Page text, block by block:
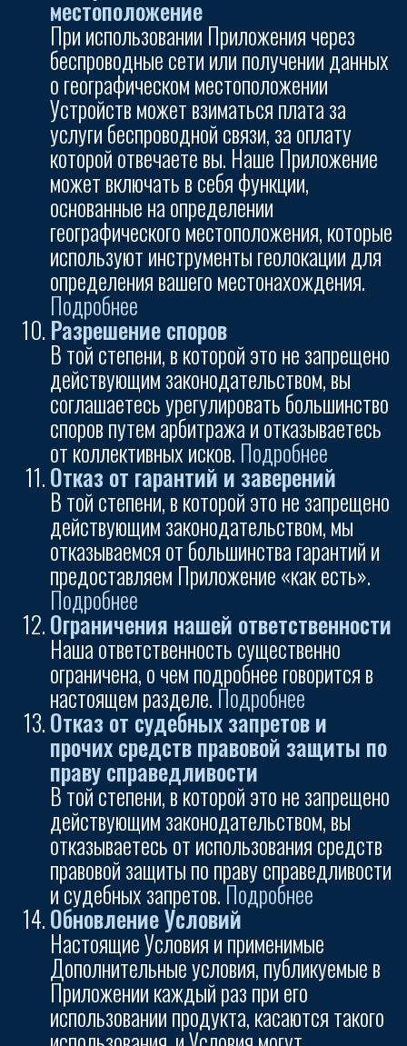
местоположение
При использовании Приложения через
беспроводные сети или получении данных
о географическом местоположении
Устройств может взиматься плата за
услуги беспроводной связи, за оплату
которой отвечаете вы. Наше Приложение
может включать в себя функции,
основанные на определении
географического местоположения, которые
используют инструменты геолокации для
определения вашего местонахождения.
Подробнее
Разрешение споров
В той степени, в которой это не запрещено
действующим законодательством, вы
соглашаетесь урегулировать большинство
споров путем арбитража и отказываетесь
от коллективных исков. Подробнее
Отказ от гарантий и заверений
В той степени, в которой это не запрещено
действующим законодательством, мы
отказываемся от большинства гарантий и
предоставляем Приложение «как есть».
Подробнее
Ограничения нашей ответственности
Наша ответственность существенно
ограничена, о чем подробнее говорится в
настоящем разделе.Подробнее
Отказ от судебных запретов и
прочих средств правовой защиты по
праву справедливости
В той степени, в которой это не запрещено
действующим законодательством, вы
отказываетесь от использования средств
правовой защиты по праву справедливости
и судебных запретов.Подробнее
Обновление Условий
Настоящие Условия и применимые
Дополнительные условия, публикуемые в
Приложении каждый раз при его
использовании продукта, касаются такого